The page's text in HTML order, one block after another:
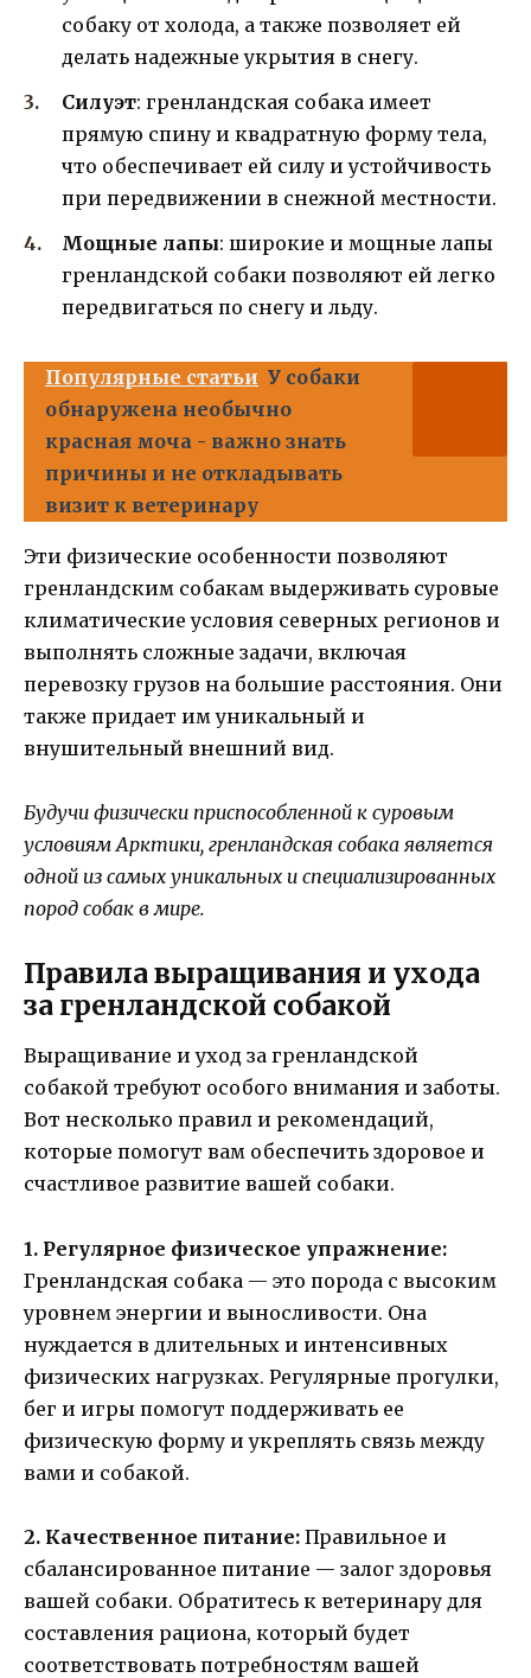
собаку от холода, а также позволяет ей
делать надежные укрытия в снегу.
Силуэт: гренландская собака имеет
прямую спину и квадратную форму тела,
что обеспечивает ей силу и устойчивость
при передвижении в снежной местности.
Мощные лапы: широкие и мощные лапы
гренландской собаки позволяют ей легко
передвигаться по снегу и льду.
Популярные статьи У собаки
обнаружена необычно
красная моча - важно знать
причины и не откладывать
визит к ветеринару
Эти физические особенности позволяют
гренландским собакам выдерживать суровые
климатические условия северных регионов и
выполнять сложные задачи, включая
перевозку грузов на большие расстояния. Они
также придает им уникальный и
внушительный внешний вид.
Будучи физически приспособленной к суровым
условиям Арктики, гренландская собака является
одной из самых уникальных и специализированных
пород собак в мире.
Правила выращивания и ухода
за гренландской собакой
Выращивание и уход за гренландской
собакой требуют особого внимания и заботы.
Вот несколько правил и рекомендаций,
которые помогут вам обеспечить здоровое и
счастливое развитие вашей собаки.
1. Регулярное физическое упражнение:
Гренландская собака — это порода с высоким
уровнем энергии и выносливости. Она
нуждается в длительных и интенсивных
физических нагрузках. Регулярные прогулки,
бег и игры помогут поддерживать ее
физическую форму и укреплять связь между
вами и собакой.
2. Качественное питание: Правильное и
сбалансированное питание — залог здоровья
вашей собаки. Обратитесь к ветеринару для
составления рациона, который будет
соответствовать потребностям вашей